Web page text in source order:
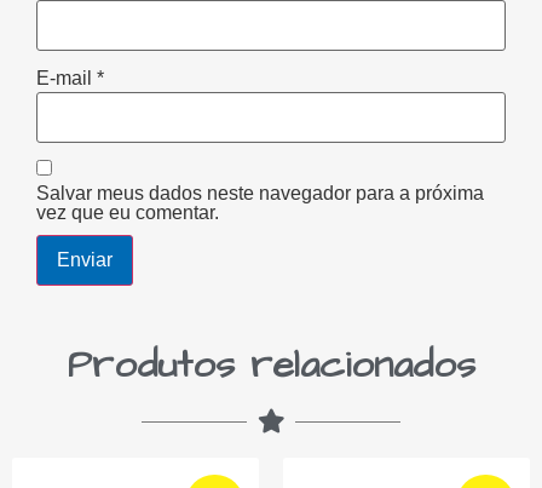
E-mail *
Salvar meus dados neste navegador para a próxima
vez que eu comentar.
Produtos relacionados